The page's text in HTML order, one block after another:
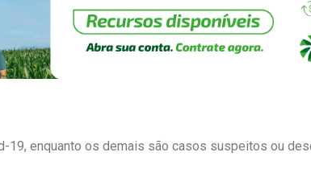
enquanto os demais são casos suspeitos ou